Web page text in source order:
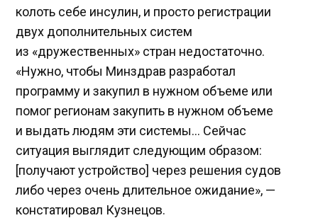
колоть себе инсулин, и просто регистрации
двух дополнительных систем
из «дружественных» стран недостаточно.
«Нужно, чтобы Минздрав разработал
программу и закупил в нужном объеме или
помог регионам закупить в нужном объеме
и выдать людям эти системы… Сейчас
ситуация выглядит следующим образом:
[получают устройство] через решения судов
либо через очень длительное ожидание», —
констатировал Кузнецов.